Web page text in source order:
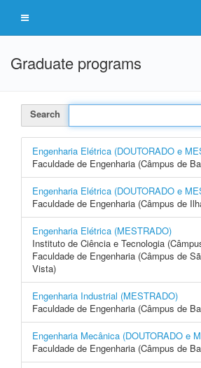
Graduate programs
Search
Engenharia Elétrica (DOUTORADO e
Faculdade de Engenharia (Câmpus de
Engenharia Elétrica (DOUTORADO e
Faculdade de Engenharia (Câmpus de
Engenharia Elétrica (MESTRADO)
Instituto de Ciência e Tecnologia
Faculdade de Engenharia (Câmpus de
Vista)
Engenharia Industrial (MESTRADO)
Faculdade de Engenharia (Câmpus de
Engenharia Mecânica (DOUTORADO e
Faculdade de Engenharia (Câmpus de